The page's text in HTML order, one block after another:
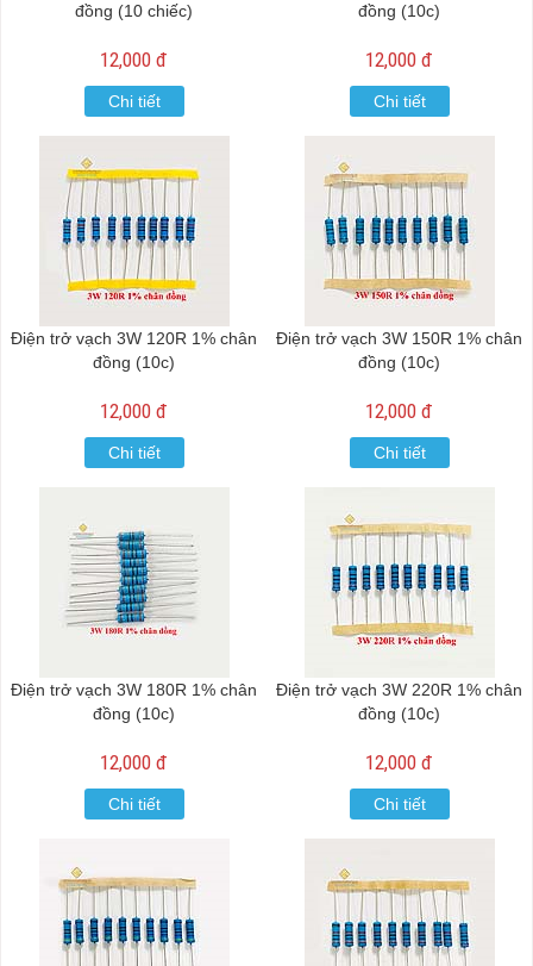
đồng (10 chiếc)
12,000 đ
Chi tiết
đồng (10c)
12,000 đ
Chi tiết
Điện trở vạch 3W 120R 1% chân
đồng (10c)
12,000 đ
Chi tiết
Điện trở vạch 3W 150R 1% chân
đồng (10c)
12,000 đ
Chi tiết
Điện trở vạch 3W 180R 1% chân
đồng (10c)
12,000 đ
Chi tiết
Điện trở vạch 3W 220R 1% chân
đồng (10c)
12,000 đ
Chi tiết